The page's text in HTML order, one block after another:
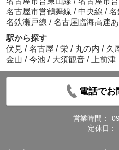
名古屋市営鶴舞線 / 中央線 / 名
名鉄瀬戸線 / 名古屋臨海高速
駅から探す
伏見 / 名古屋 / 栄 / 丸の内 / 久
金山 / 今池 / 大須観音 / 上前津
電話でお
営業時間：
定休日：